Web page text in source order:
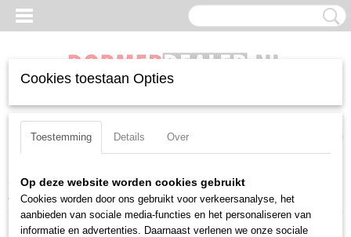
Inloggen Registreren UW WINKELWAGEN
Home >Beitels>Negatief>CN(MG)>Uitwendig
2020 K 12
Cookies toestaan Opties
Toestemming Details Over
Op deze website worden cookies gebruikt
Cookies worden door ons gebruikt voor verkeersanalyse, het
aanbieden van sociale media-functies en het personaliseren van
informatie en advertenties. Daarnaast verlenen we onze sociale